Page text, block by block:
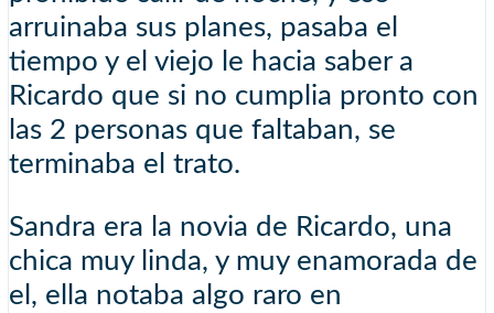
arruinaba sus planes, pasaba el
tiempo y el viejo le hacia saber a
Ricardo que si no cumplia pronto con
las 2 personas que faltaban, se
terminaba el trato.
Sandra era la novia de Ricardo, una
chica muy linda, y muy enamorada de
el, ella notaba algo raro en